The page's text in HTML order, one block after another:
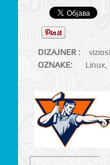
DIZAJNER :
OZNAKE:
Linux